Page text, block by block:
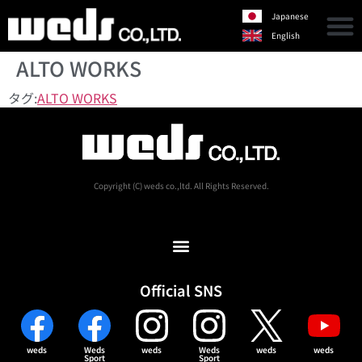
Japanese
English
ALTO WORKS
タグ:ALTO WORKS
Copyright (C) weds co.,ltd. All Rights Reserved.
Official SNS
weds Weds
Sport
weds Weds
Sport
weds weds